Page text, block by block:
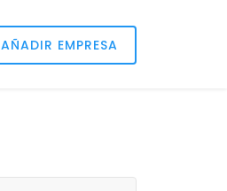
AÑADIR EMPRESA